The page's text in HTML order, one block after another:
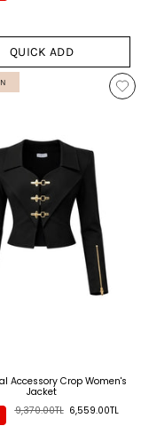
QUICK ADD
Accessory Crop Women's
Jacket
6,559.00TL
9,370.00TL